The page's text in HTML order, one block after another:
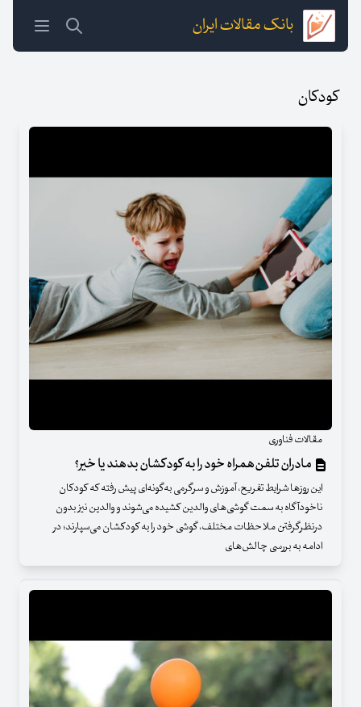
بانک مقالات ایران
کودکان
مقالات فناوری
مادران تلفن‌همراه خود را به کودکشان بدهند یا خیر؟
این روزها شرایط تفریح، آموزش و سرگرمی به‌گونه‌ای پیش رفته که کودکان
ناخودآگاه به سمت گوشی‌های والدین کشیده می‌شوند و والدین نیز بدون
درنظرگرفتن ملاحظات مختلف، گوشی خود را به کودکشان می‌سپارند؛ در
ادامه به بررسی چالش‌های